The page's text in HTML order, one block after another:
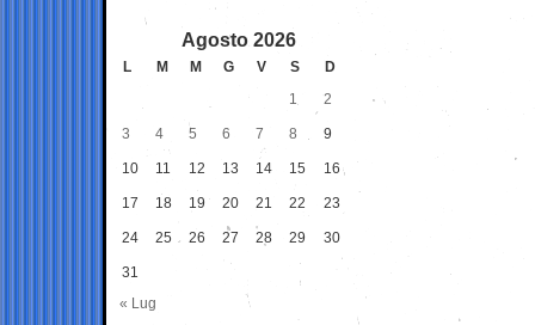
Agosto 2026
L M M G V S
D
1
2
3 4 5 6 7 8 9
10 11 12 13 14 15 16
17 18 19 20 21 22 23
24 25 26 27 28 29 30
31
« Lug